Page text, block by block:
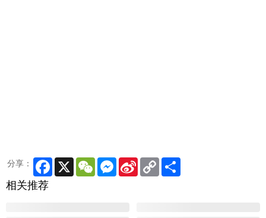
分享： Facebook
X WeChatMessenger
Sina
Weibo
Copy
Link
相关推荐